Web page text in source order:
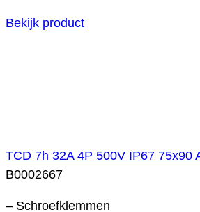
Bekijk product
TCD 7h 32A 4P 500V IP67 75x90
B0002667
– Schroefklemmen